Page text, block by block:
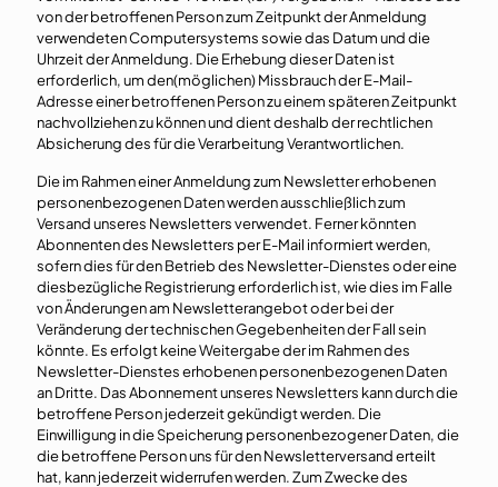
von der betroffenen Person zum Zeitpunkt der Anmeldung
verwendeten Computersystems sowie das Datum und die
Uhrzeit der Anmeldung. Die Erhebung dieser Daten ist
erforderlich, um den(möglichen) Missbrauch der E-Mail-
Adresse einer betroffenen Person zu einem späteren Zeitpunkt
nachvollziehen zu können und dient deshalb der rechtlichen
Absicherung des für die Verarbeitung Verantwortlichen.
Die im Rahmen einer Anmeldung zum Newsletter erhobenen
personenbezogenen Daten werden ausschließlich zum
Versand unseres Newsletters verwendet. Ferner könnten
Abonnenten des Newsletters per E-Mail informiert werden,
sofern dies für den Betrieb des Newsletter-Dienstes oder eine
diesbezügliche Registrierung erforderlich ist, wie dies im Falle
von Änderungen am Newsletterangebot oder bei der
Veränderung der technischen Gegebenheiten der Fall sein
könnte. Es erfolgt keine Weitergabe der im Rahmen des
Newsletter-Dienstes erhobenen personenbezogenen Daten
an Dritte. Das Abonnement unseres Newsletters kann durch die
betroffene Person jederzeit gekündigt werden. Die
Einwilligung in die Speicherung personenbezogener Daten, die
die betroffene Person uns für den Newsletterversand erteilt
hat, kann jederzeit widerrufen werden. Zum Zwecke des